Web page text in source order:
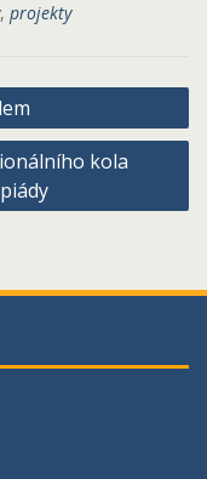
, projekty
kola